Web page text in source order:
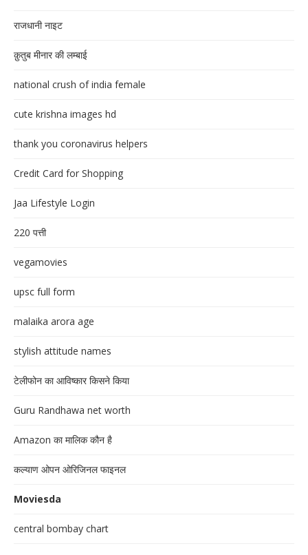
राजधानी नाइट
क़ुतुब मीनार की लम्बाई
national crush of india female
cute krishna images hd
thank you coronavirus helpers
Credit Card for Shopping
Jaa Lifestyle Login
220 पत्ती
vegamovies
upsc full form
malaika arora age
stylish attitude names
टेलीफोन का आविष्कार किसने किया
Guru Randhawa net worth
Amazon का मालिक कौन है
कल्याण ओपन ओरिजिनल फाइनल
Moviesda
central bombay chart